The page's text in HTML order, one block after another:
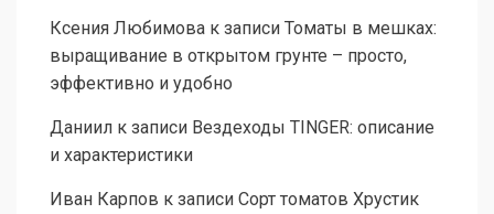
Ксения Любимова к записи Томаты в мешках:
выращивание в открытом грунте – просто,
эффективно и удобно
Даниил к записи Вездеходы TINGER: описание
и характеристики
Иван Карпов к записи Сорт томатов Хрустик